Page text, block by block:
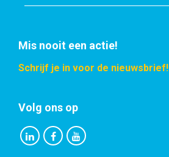
Mis nooit een actie!
Schrijf je in voor de nieuwsbrief!
Volg ons op